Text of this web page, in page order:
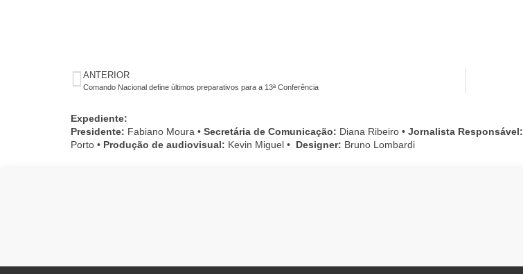
ANTERIOR
Comando Nacional define últimos preparativos para a 13ª Conferência
Expediente:
Presidente: Fabiano Moura • Secretária de Comunicação: Diana Ribeiro • Jornalista Responsável:
Porto • Produção de audiovisual: Kevin Miguel • Designer: Bruno Lombardi